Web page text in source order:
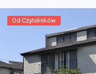
Od Czytelników